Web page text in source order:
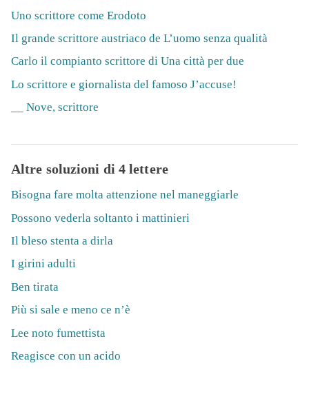
Uno scrittore come Erodoto
Il grande scrittore austriaco de L’uomo senza qualità
Carlo il compianto scrittore di Una città per due
Lo scrittore e giornalista del famoso J’accuse!
__ Nove, scrittore
Altre soluzioni di 4 lettere
Bisogna fare molta attenzione nel maneggiarle
Possono vederla soltanto i mattinieri
Il bleso stenta a dirla
I girini adulti
Ben tirata
Più si sale e meno ce n’è
Lee noto fumettista
Reagisce con un acido